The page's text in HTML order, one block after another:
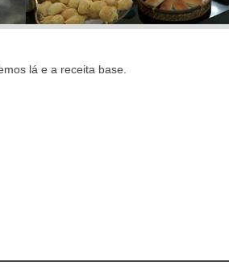
lá e a receita base.